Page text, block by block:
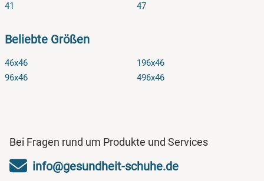
41
47
Beliebte Größen
46x46
96x46
196x46
496x46
Bei Fragen rund um Produkte und Services
info@gesundheit-schuhe.de